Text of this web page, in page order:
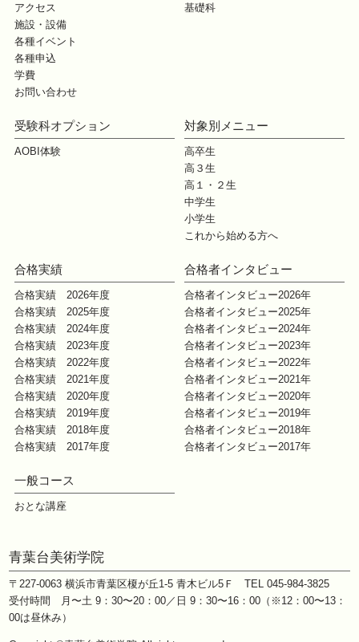
アクセス
施設・設備
各種イベント
各種申込
学費
お問い合わせ
基礎科
受験科オプション
AOBI体験
対象別メニュー
高卒生
高３生
高１・２生
中学生
小学生
これから始める方へ
合格実績
合格実績 2026年度
合格実績 2025年度
合格実績 2024年度
合格実績 2023年度
合格実績 2022年度
合格実績 2021年度
合格実績 2020年度
合格実績 2019年度
合格実績 2018年度
合格実績 2017年度
合格者インタビュー
合格者インタビュー2026年
合格者インタビュー2025年
合格者インタビュー2024年
合格者インタビュー2023年
合格者インタビュー2022年
合格者インタビュー2021年
合格者インタビュー2020年
合格者インタビュー2019年
合格者インタビュー2018年
合格者インタビュー2017年
一般コース
おとな講座
青葉台美術学院
〒227-0063横浜市青葉区榎が丘1-5 青木ビル5ＦTEL 045-984-3825
受付時間 月〜土 9：30〜20：00／日 9：30〜16：00 （※12：00〜13：
00は昼休み）